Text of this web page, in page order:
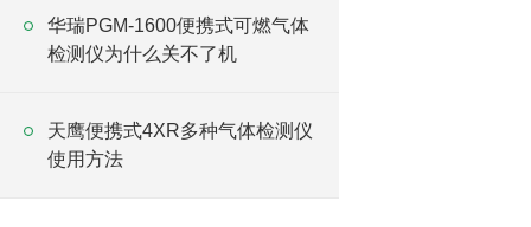
华瑞PGM-1600便携式可燃气体
检测仪为什么关不了机
天鹰便携式4XR多种气体检测仪
使用方法